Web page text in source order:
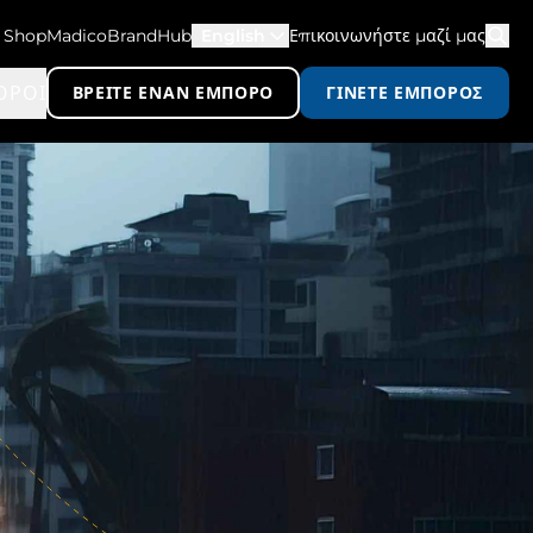
ShopMadicoBrandHub Επικοινωνήστε μαζί μας
ΒΡΕΊΤΕ ΈΝΑΝ ΈΜΠΟΡΟ ΓΊΝΕΤΕ ΈΜΠΟΡΟΣ